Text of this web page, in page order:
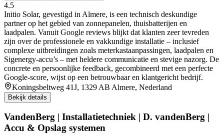
4.5
Initio Solar, gevestigd in Almere, is een technisch deskundige
partner op het gebied van zonnepanelen, thuisbatterijen en
laadpalen. Vanuit Google reviews blijkt dat klanten zeer tevreden
zijn over de professionele en vakkundige installatie – inclusief
complexe uitbreidingen zoals meterkastaanpassingen, laadpalen en
Sigenergy-accu’s – met heldere communicatie en stevige nazorg. De
concrete en persoonlijke feedback, gecombineerd met een perfecte
Google-score, wijst op een betrouwbaar en klantgericht bedrijf.
Koningsbeltweg 41J, 1329 AB Almere, Nederland
Bekijk details
VandenBerg | Installatietechniek | D. vandenBerg |
Accu & Opslag systemen